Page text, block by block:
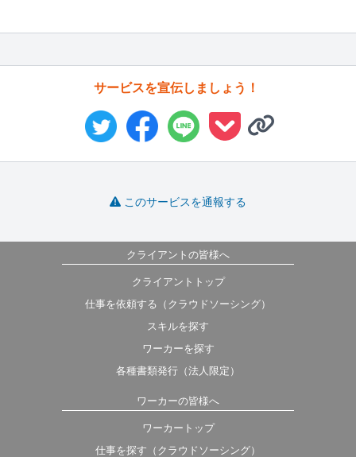
サービスを宣伝しましょう！
このサービスを通報する
クライアントの皆様へ
クライアントトップ
仕事を依頼する（クラウドソーシング）
スキルを探す
ワーカーを探す
各種書類発行（法人限定）
ワーカーの皆様へ
ワーカートップ
仕事を探す（クラウドソーシング）